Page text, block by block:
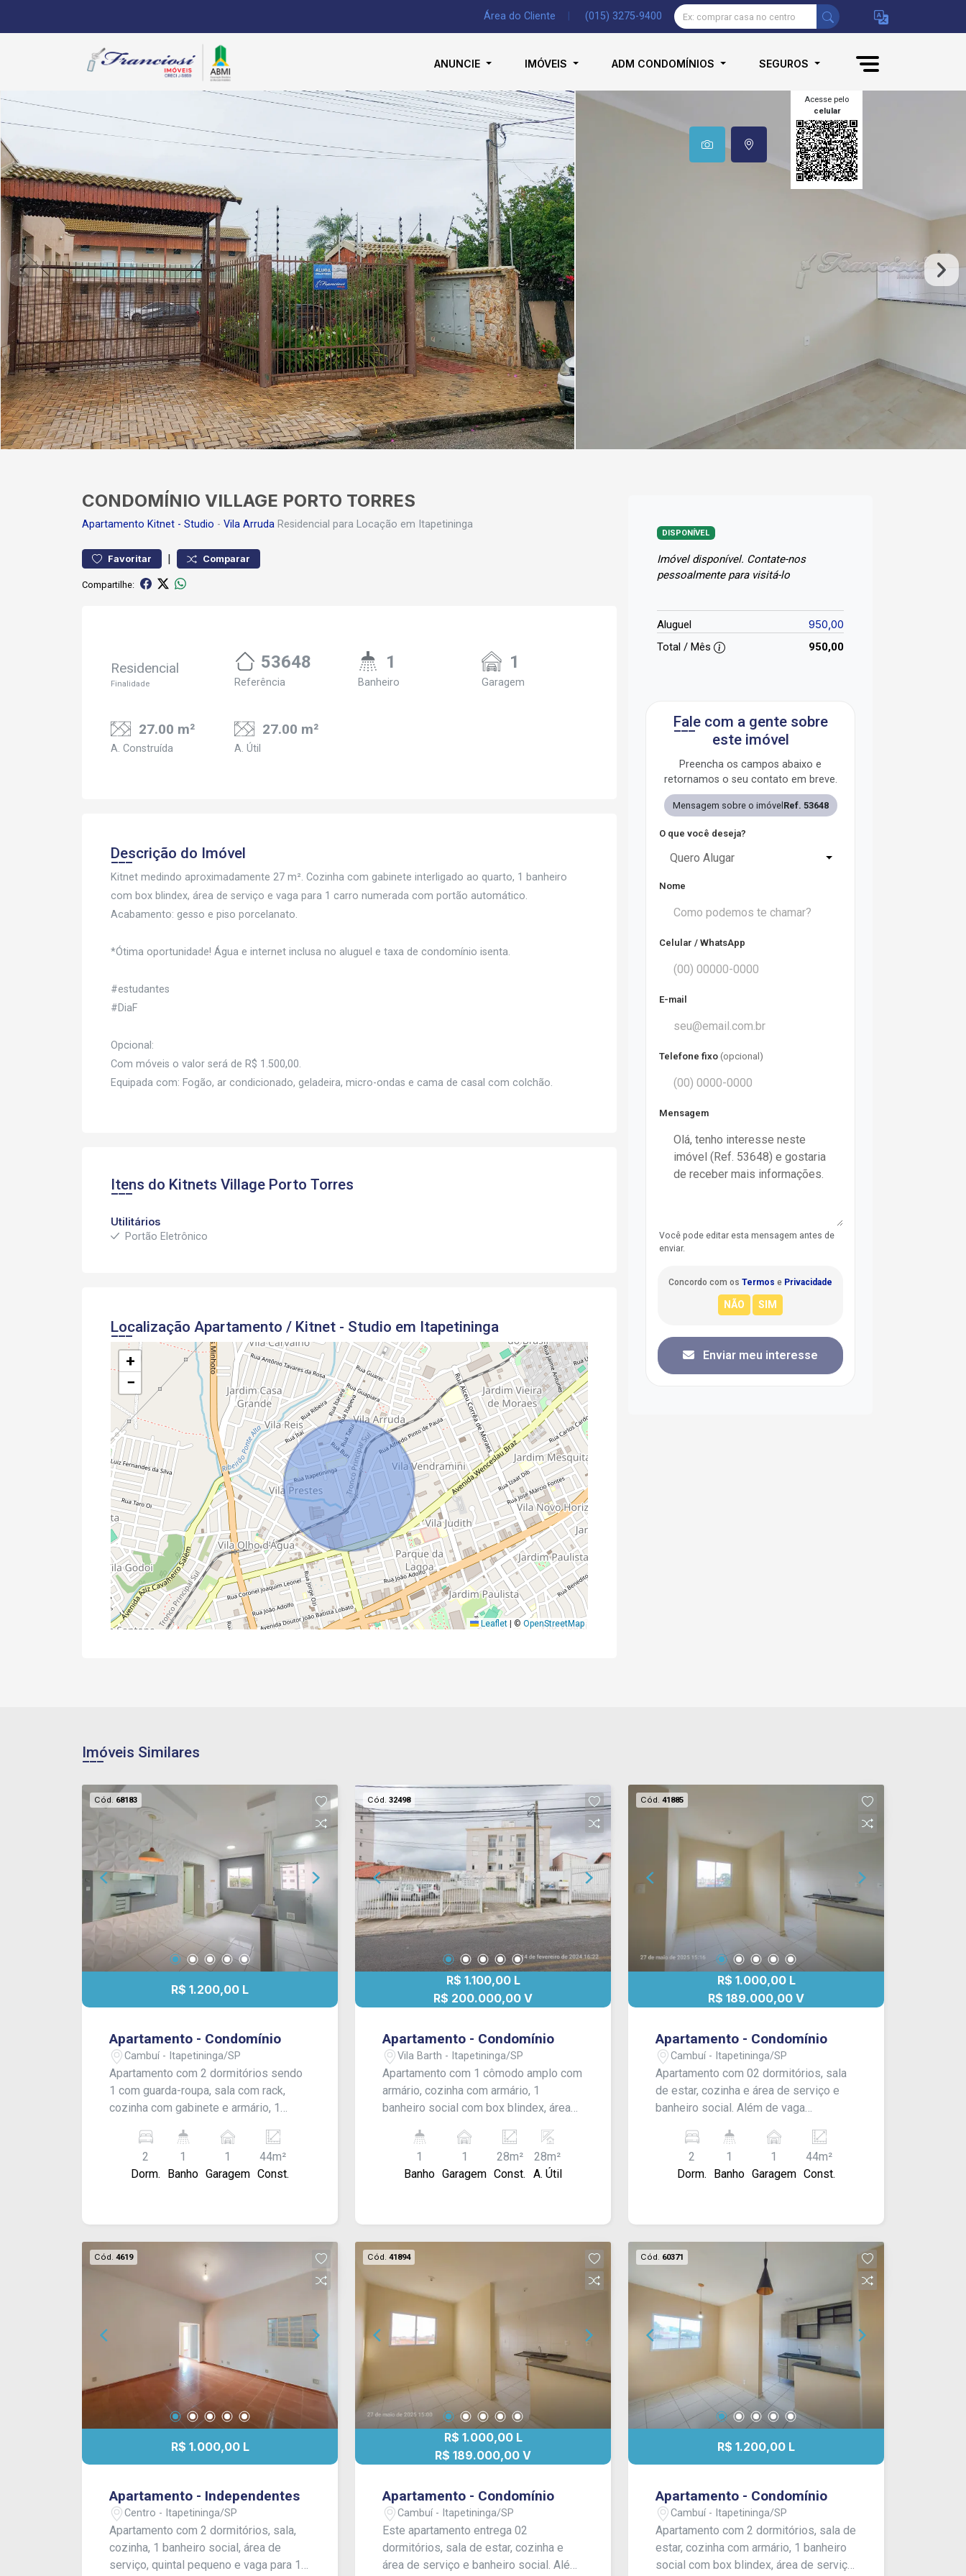
Área do Cliente (015) 3275-9400
ANUNCIE IMÓVEIS ADM CONDOMÍNIOS SEGUROS
Acesse pelo
celular
CONDOMÍNIO VILLAGE PORTO TORRES
Apartamento Kitnet - Studio - Vila Arruda Residencial para Locação em Itapetininga
Favoritar | Comparar
Compartilhe:
Residencial
Finalidade
53648
Referência
1
Banheiro
1
Garagem
27.00 m²
A. Construída
27.00 m²
A. Útil
Descrição do Imóvel
Kitnet medindo aproximadamente 27 m². Cozinha com gabinete interligado ao quarto, 1 banheiro
com box blindex, área de serviço e vaga para 1 carro numerada com portão automático.
Acabamento: gesso e piso porcelanato.
*Ótima oportunidade! Água e internet inclusa no aluguel e taxa de condomínio isenta.
#estudantes
#DiaF
Opcional:
Com móveis o valor será de R$ 1.500,00.
Equipada com: Fogão, ar condicionado, geladeira, micro-ondas e cama de casal com colchão.
Itens do Kitnets Village Porto Torres
Utilitários
Portão Eletrônico
Localização Apartamento / Kitnet - Studio em Itapetininga
+
−
Leaflet | © OpenStreetMap
DISPONÍVEL
Imóvel disponível. Contate-nos
pessoalmente para visitá-lo
Aluguel 950,00
Total / Mês 950,00
Fale com a gente sobre
este imóvel
Preencha os campos abaixo e
retornamos o seu contato em breve.
Mensagem sobre o imóvel Ref. 53648
O que você deseja?
Quero Alugar
Nome
Celular / WhatsApp
E-mail
Telefone fixo (opcional)
Mensagem
Você pode editar esta mensagem antes de
enviar.
Concordo com os Termos e Privacidade
Enviar meu interesse
Imóveis Similares
Cód. 68183
R$ 1.200,00 L
Apartamento - Condomínio
Cambuí - Itapetininga/SP
Apartamento com 2 dormitórios sendo
1 com guarda-roupa, sala com rack,
cozinha com gabinete e armário, 1
de serviço coberta e vaga numerada
para 1 carro. Com armários modulados
em 1 dormitórios e na cozinha.
2
Dorm.
1
Banho
1
Garagem
44m²
Const.
Cód. 32498
R$ 1.100,00 L
R$ 200.000,00 V
Apartamento - Condomínio
Vila Barth - Itapetininga/SP
Apartamento com 1 cômodo amplo com
armário, cozinha com armário, 1
banheiro social com box blindex, área
gesso e piso frio
1
Banho
1
Garagem
28m²
Const.
28m²
A. Útil
Cód. 41885
R$ 1.000,00 L
R$ 189.000,00 V
Apartamento - Condomínio
Cambuí - Itapetininga/SP
Apartamento com 02 dormitórios, sala
de estar, cozinha e área de serviço e
banheiro social. Além de vaga
Laje, piso laminado e piso frio.
CONSULTE-NOS !
2
Dorm.
1
Banho
1
Garagem
44m²
Const.
Cód. 4619
R$ 1.000,00 L
Apartamento - Independentes
Centro - Itapetininga/SP
Apartamento com 2 dormitórios, sala,
cozinha, 1 banheiro social, área de
serviço, quintal pequeno e vaga para 1
Cód. 41894
R$ 1.000,00 L
R$ 189.000,00 V
Apartamento - Condomínio
Cambuí - Itapetininga/SP
Este apartamento entrega 02
dormitórios, sala de estar, cozinha e
área de serviço e banheiro social. Além
Cód. 60371
R$ 1.200,00 L
Apartamento - Condomínio
Cambuí - Itapetininga/SP
Apartamento com 2 dormitórios, sala de
estar, cozinha com armário, 1 banheiro
social com box blindex, área de serviço